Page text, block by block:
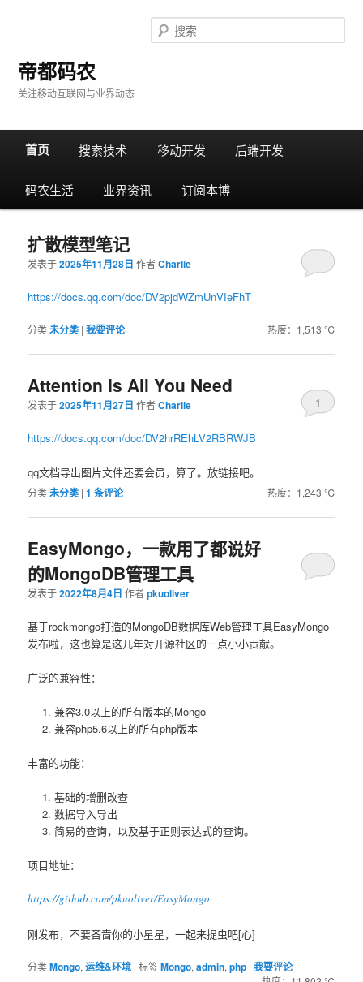
帝都码农
关注移动互联网与业界动态
索
跳
转
正
文
跳
转
边
栏
首页 搜索技术 移动开发 后端开发
码农生活 业界资讯 订阅本博
扩散模型笔记
发表于2025年11月28日 作者Charlie
https://docs.qq.com/doc/DV2pjdWZmUnVIeFhT
分类未分类 |我要评论 热度：1,513 ℃
Attention Is All You Need
发表于2025年11月27日 作者Charlie 1
https://docs.qq.com/doc/DV2hrREhLV2RBRWJB
qq文档导出图片文件还要会员，算了。放链接吧。
分类未分类 |1 条评论 热度：1,243 ℃
EasyMongo，一款用了都说好
的MongoDB管理工具
发表于2022年8月4日 作者pkuoliver
基于rockmongo打造的MongoDB数据库Web管理工具EasyMongo
发布啦，这也算是这几年对开源社区的一点小小贡献。
广泛的兼容性：
兼容3.0以上的所有版本的Mongo
兼容php5.6以上的所有php版本
丰富的功能：
基础的增删改查
数据导入导出
简易的查询，以及基于正则表达式的查询。
项目地址：
https://github.com/pkuoliver/EasyMongo
刚发布，不要吝啬你的小星星，一起来捉虫吧[心]
分类Mongo,运维&环境 |标签Mongo,admin,php |我要评论